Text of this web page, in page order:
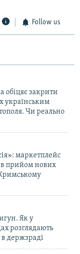
Follow us
обіцяє закрити
українським
Чи реально
маркетплейс
прийом нових
Як у
розглядають
держзраді